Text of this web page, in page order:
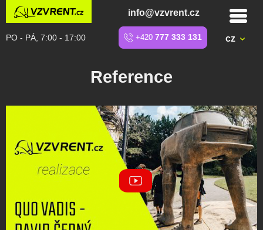
info@vzvrent.cz
PO - PÁ, 7:00 - 17:00 +420 777 333 131 cz
Reference